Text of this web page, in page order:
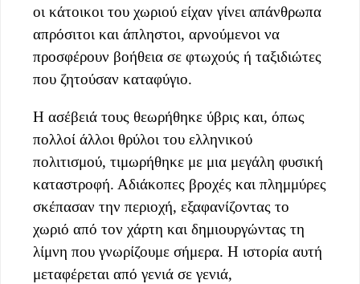
οι κάτοικοι του χωριού είχαν γίνει απάνθρωπα
απρόσιτοι και άπληστοι, αρνούμενοι να
προσφέρουν βοήθεια σε φτωχούς ή ταξιδιώτες
που ζητούσαν καταφύγιο.
Η ασέβειά τους θεωρήθηκε ύβρις και, όπως
πολλοί άλλοι θρύλοι του ελληνικού
πολιτισμού, τιμωρήθηκε με μια μεγάλη φυσική
καταστροφή. Αδιάκοπες βροχές και πλημμύρες
σκέπασαν την περιοχή, εξαφανίζοντας το
χωριό από τον χάρτη και δημιουργώντας τη
λίμνη που γνωρίζουμε σήμερα. Η ιστορία αυτή
μεταφέρεται από γενιά σε γενιά,